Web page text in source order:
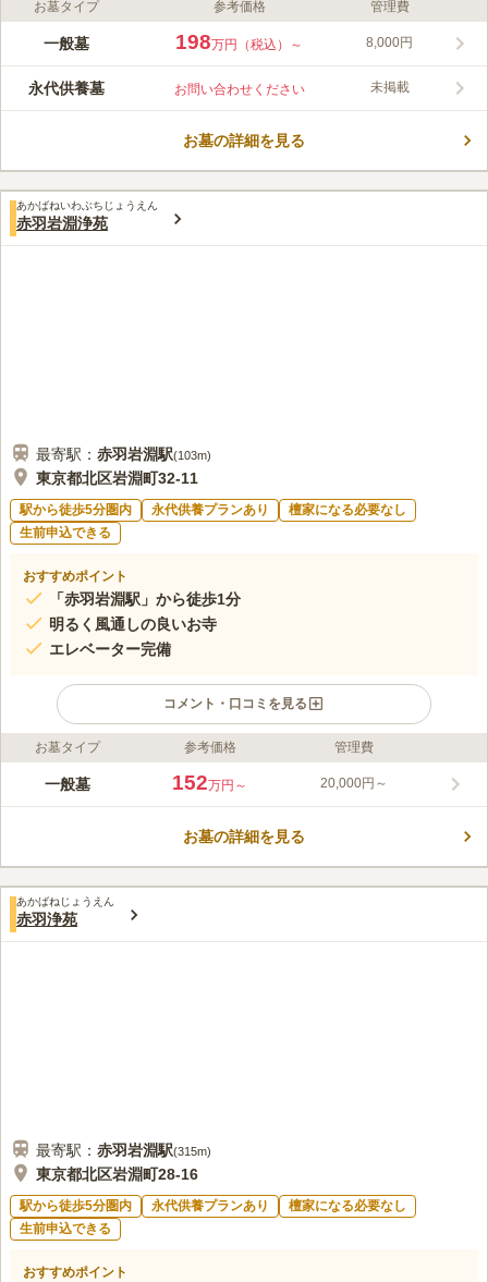
ライフドット編集部のコメント
閑静な住宅地にある法善寺墓苑は、落ち着いた雰囲気でやすらげ
善寺まで400年余り続いています。法要も執り行っているので安
心してお参り出来ます。墓苑内にある仏舎利塔は平成28年に記念
世中山理々師が昭和51年にスリランカ最古のイスルムニヤ寺院か
この霊園はまだ誰からも評価されていません。
お墓タイプ 参考価格 管理費
一般墓 198万円（税込）～ 8,000円
永代供養墓 お問い合わせください 未掲載
お墓の詳細を見る
あかばねいわぶちじょうえん
赤羽岩淵浄苑
最寄駅： 赤羽岩淵駅(103m)
東京都北区岩淵町32-11
駅から徒歩5分圏内 永代供養プランあり
檀家になる必要なし
生前申込できる
おすすめポイント
「赤羽岩淵駅」から徒歩1分
明るく風通しの良いお寺
エレベーター完備
コメント・口コミを見る
ライフドット編集部のコメント
最寄駅から徒歩1分と非常に利便性の高い立地にあります。 本堂
も安心してご利用いただけます。 また駐車場も完備されている
口コミ評価
この霊園はまだ誰からも評価されていません。
お墓タイプ 参考価格 管理費
一般墓 152万円～ 20,000円～
お墓の詳細を見る
あかばねじょうえん
赤羽浄苑
最寄駅： 赤羽岩淵駅(315m)
東京都北区岩淵町28-16
駅から徒歩5分圏内 永代供養プランあり
檀家になる必要なし
生前申込できる
おすすめポイント